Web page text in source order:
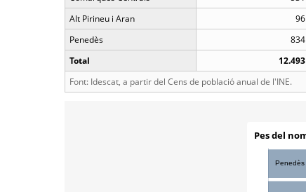
Alt Pirineu i Aran
96
Penedès
834
Total
12.493
Font: Idescat, a partir del Cens de població anual de l'INE.